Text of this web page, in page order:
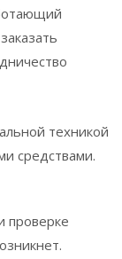
техникой
средствами.
проверке